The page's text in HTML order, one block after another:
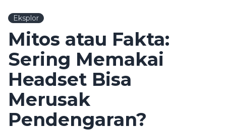
Eksplor
Mitos atau Fakta:
Sering Memakai
Headset Bisa
Merusak
Pendengaran?